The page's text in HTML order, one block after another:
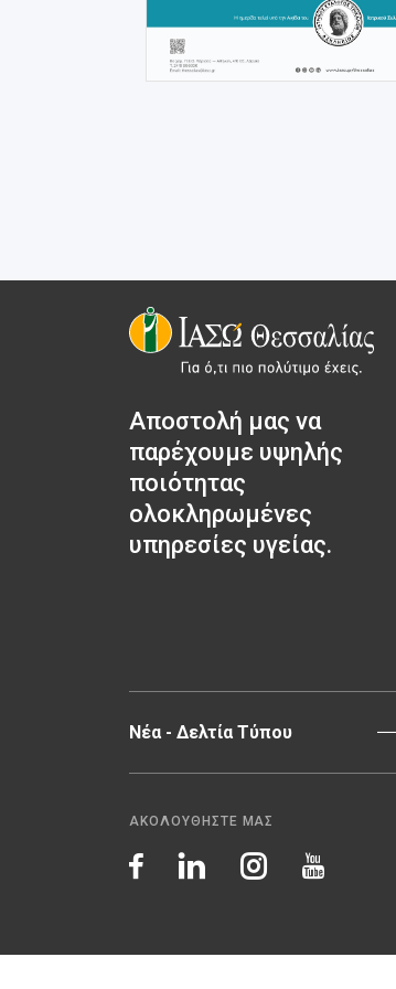
Αποστολή μας να
παρέχουμε υψηλής
ποιότητας
ολοκληρωμένες
υπηρεσίες υγείας.
Νέα - Δελτία Τύπου
ΑΚΟΛΟΥΘΗΣΤΕ ΜΑΣ